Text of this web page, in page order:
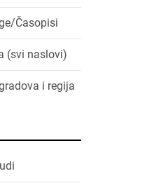
Časopisi
(svi naslovi)
i regija